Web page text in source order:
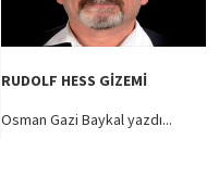
RUDOLF HESS GİZEMİ
Osman Gazi Baykal yazdı...